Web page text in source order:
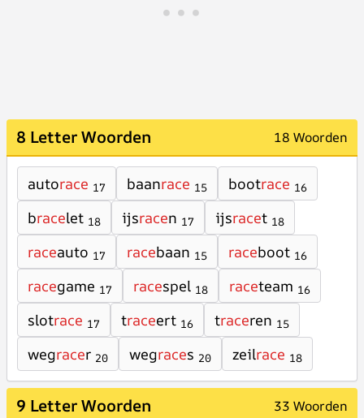
8 Letter Woorden 18 Woorden
autorace 17 baanrace 15 bootrace 16
bracelet 18 ijsracen 17 ijsracet 18
raceauto 17 racebaan 15 raceboot 16
racegame 17 racespel 18 raceteam 16
slotrace 17 traceert 16 traceren 15
wegracer 20 wegraces 20 zeilrace 18
9 Letter Woorden 33 Woorden